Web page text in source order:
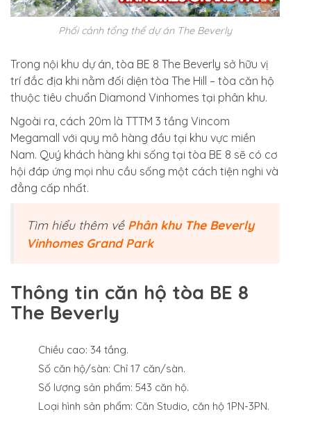
Phối cảnh tổng thể dự án The Beverly
Trong nội khu dự án, tòa BE 8 The Beverly sở hữu vị
trí đắc địa khi nằm đối diện tòa The Hill – tòa căn hộ
thuộc tiêu chuẩn Diamond Vinhomes tại phân khu.
Ngoài ra, cách 20m là TTTM 3 tầng Vincom
Megamall với quy mô hàng đầu tại khu vực miền
Nam. Quý khách hàng khi sống tại tòa BE 8 sẽ có cơ
hội đáp ứng mọi nhu cầu sống một cách tiện nghi và
đẳng cấp nhất.
Tìm hiểu thêm về Phân khu The Beverly
Vinhomes Grand Park
Thông tin căn hộ tòa BE 8
The Beverly
Chiều cao: 34 tầng.
Số căn hộ/sàn: Chỉ 17 căn/sàn.
Số lượng sản phẩm: 543 căn hộ.
Loại hình sản phẩm: Căn Studio, căn hộ 1PN-3PN.